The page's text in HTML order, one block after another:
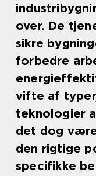
over. De
sikre
forbedre
vifte af
teknologier
det dog
den rigtige
specifikke